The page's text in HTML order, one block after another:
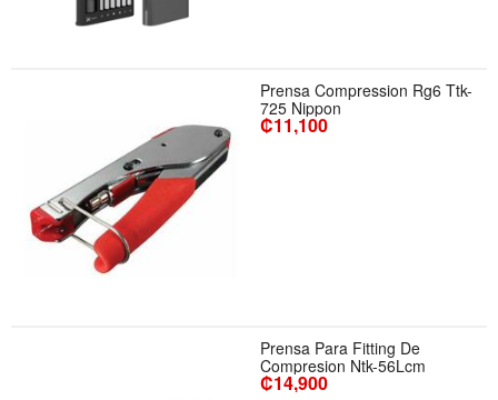
Prensa Compression Rg6 Ttk-
725 Nippon
₡11,100
Prensa Para Fitting De
Compresion Ntk-56Lcm
₡14,900